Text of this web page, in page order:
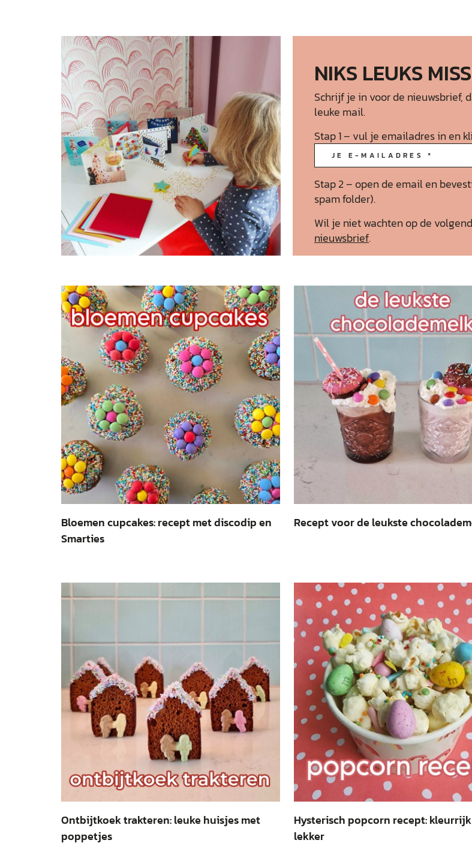
NIKS LEUKS
Schrijf je in voor de nieuwsbrief,
leuke mail.
Stap 1 – vul je emailadres in en
Stap 2 – open de email en
spam folder).
Wil je niet wachten op de
nieuwsbrief.
Bloemen cupcakes: recept met discodip en
Smarties
Recept voor de leukste
Ontbijtkoek trakteren: leuke huisjes met
poppetjes
Hysterisch popcorn recept:
lekker